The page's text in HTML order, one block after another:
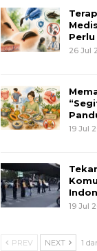
26 Jul
19 Jul
19 Jul
PREV NEXT 1